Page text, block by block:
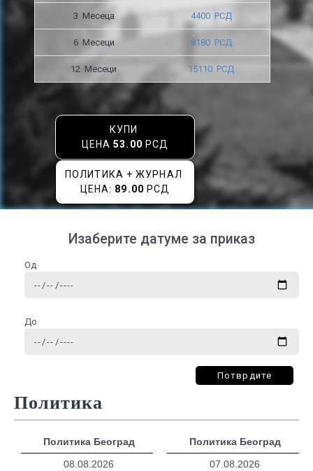
3 Месецa 4400 РСД
6 Месеци 8180 РСД
12 Месеци 15110 РСД
КУПИ
ЦЕНА53.00 РСД
ПОЛИТИКА + ЖУРНАЛ
ЦЕНА: 89.00 РСД
Изаберите датуме за приказ
Од
До
Потврдите
Политика
Политика Београд
08.08.2026
Политика Београд
07.08.2026